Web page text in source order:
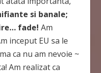
si banale;
fade! Am
inceput EU sa le
ca nu am nevoie ~
Am realizat ca